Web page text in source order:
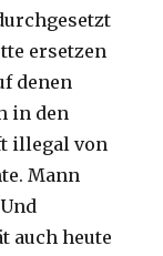
ersetzen
denen
in den
illegal von
Mann
auch heute